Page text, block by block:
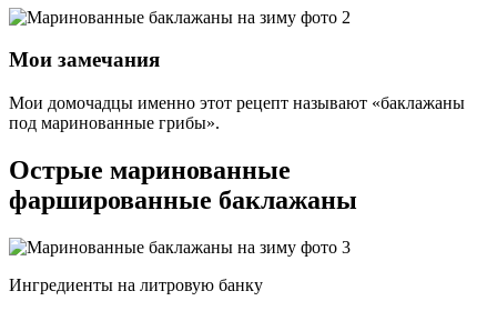
Мои замечания
Мои домочадцы именно этот рецепт называют «баклажаны
под маринованные грибы».
Острые маринованные
фаршированные баклажаны
Ингредиенты на литровую банку